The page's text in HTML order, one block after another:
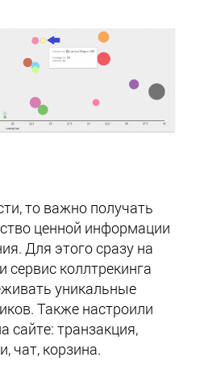
то важно получать
ценной информации
Для этого сразу на
коллтрекинга
уникальные
Также настроили
сайте: транзакция,
чат, корзина.